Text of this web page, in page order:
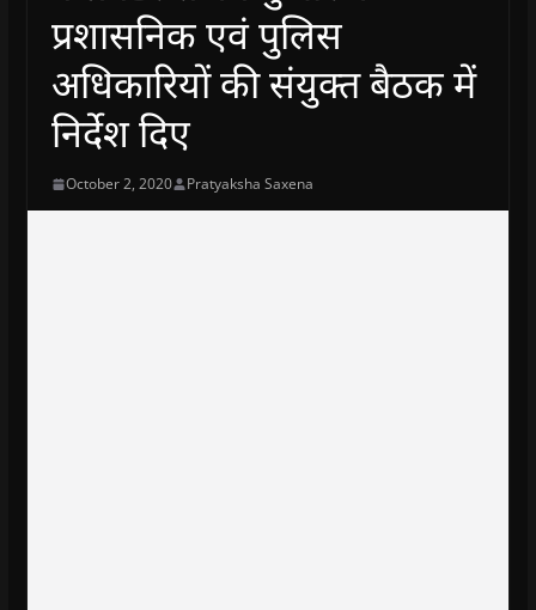
प्रशासनिक एवं पुलिस
अधिकारियों की संयुक्त बैठक में
निर्देश दिए
October 2, 2020 Pratyaksha Saxena